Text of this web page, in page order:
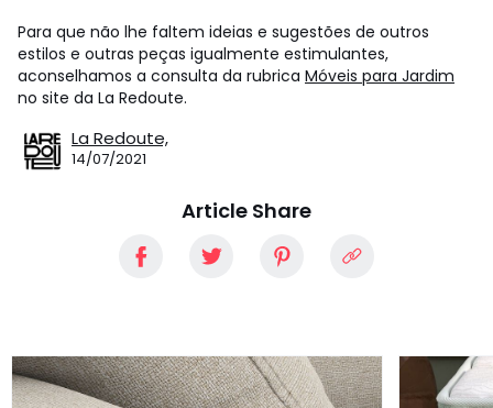
Para que não lhe faltem ideias e sugestões de outros
estilos e outras peças igualmente estimulantes,
aconselhamos a consulta da rubrica Móveis para Jardim
no site da La Redoute.
La Redoute,
14/07/2021
Article Share